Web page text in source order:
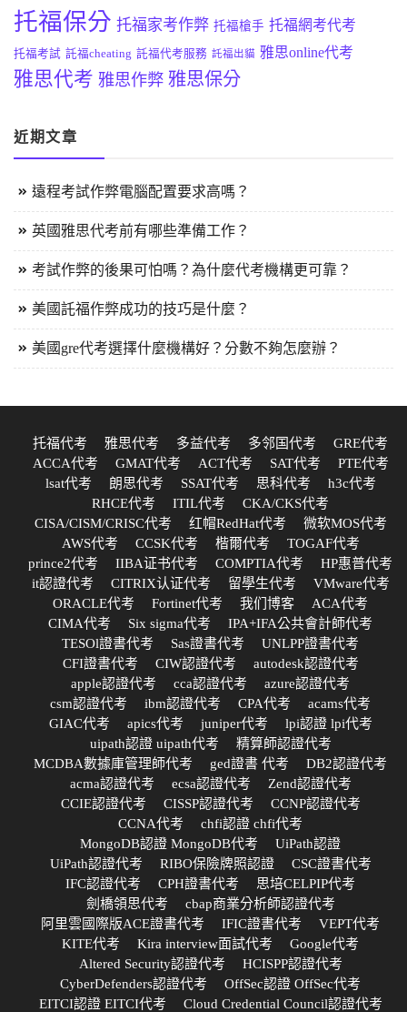
托福保分 托福家考作弊 托福槍手 托福網考代考
托福考試 託福cheating 託福代考服務 託福出貓 雅思online代考
雅思代考 雅思作弊 雅思保分
近期文章
遠程考試作弊電腦配置要求高嗎？
英國雅思代考前有哪些準備工作？
考試作弊的後果可怕嗎？為什麼代考機構更可靠？
美國託福作弊成功的技巧是什麼？
美國gre代考選擇什麼機構好？分數不夠怎麼辦？
托福代考 雅思代考 多益代考 多邻国代考
GRE代考
ACCA代考
GMAT代考 ACT代考 SAT代考
PTE代考
lsat代考
朗思代考 SSAT代考 思科代考
h3c代考
RHCE代考
ITIL代考
CKA/CKS代考
CISA/CISM/CRISC代考
红帽RedHat代考
微软MOS代考
AWS代考
CCSK代考 楷爾代考
TOGAF代考
prince2代考
IIBA证书代考 COMPTIA代考
HP惠普代考
it認證代考
CITRIX认证代考 留學生代考
VMware代考
ORACLE代考
Fortinet代考 我们博客
ACA代考
CIMA代考
Six sigma代考
IPA+IFA公共會計師代考
TESOl證書代考
Sas證書代考
UNLPP證書代考
CFI證書代考
CIW認證代考
autodesk認證代考
apple認證代考
cca認證代考
azure認證代考
csm認證代考
ibm認證代考 CPA代考
acams代考
GIAC代考
apics代考 juniper代考
lpi認證 lpi代考
uipath認證 uipath代考
精算師認證代考
MCDBA數據庫管理師代考
ged證書 代考
DB2認證代考
acma認證代考
ecsa認證代考
Zend認證代考
CCIE認證代考
CISSP認證代考
CCNP認證代考
CCNA代考
chfi認證 chfi代考
MongoDB認證 MongoDB代考
UiPath認證
UiPath認證代考
RIBO保險牌照認證
CSC證書代考
IFC認證代考
CPH證書代考
思培CELPIP代考
劍橋領思代考
cbap商業分析師認證代考
阿里雲國際版ACE證書代考
IFIC證書代考
VEPT代考
KITE代考
Kira interview面試代考
Google代考
Altered Security認證代考
HCISPP認證代考
CyberDefenders認證代考
OffSec認證 OffSec代考
EITCI認證 EITCI代考
Cloud Credential Council認證代考